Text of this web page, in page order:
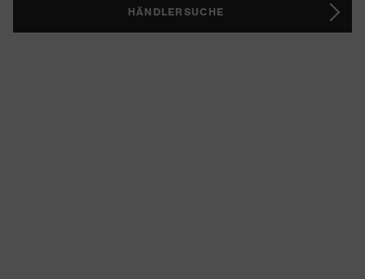
HÄNDLERSUCHE